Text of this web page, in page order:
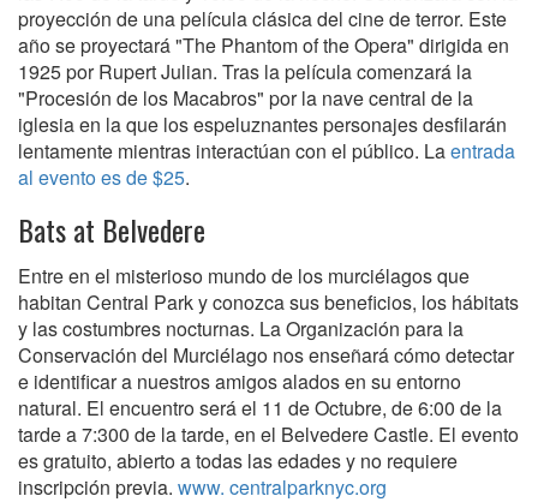
proyección de una película clásica del cine de terror. Este
año se proyectará "The Phantom of the Opera" dirigida en
1925 por Rupert Julian. Tras la película comenzará la
"Procesión de los Macabros" por la nave central de la
iglesia en la que los espeluznantes personajes desfilarán
lentamente mientras interactúan con el público. Laentrada
al evento es de $25.
Bats at Belvedere
Entre en el misterioso mundo de los murciélagos que
habitan Central Park y conozca sus beneficios, los hábitats
y las costumbres nocturnas. La Organización para la
Conservación del Murciélago nos enseñará cómo detectar
e identificar a nuestros amigos alados en su entorno
natural. El encuentro será el 11 de Octubre, de 6:00 de la
tarde a 7:300 de la tarde, en el Belvedere Castle. El evento
es gratuito, abierto a todas las edades y no requiere
inscripción previa. www. centralparknyc.org